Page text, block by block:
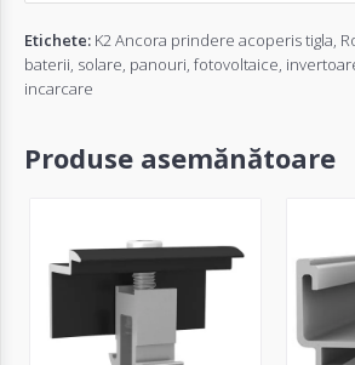
Etichete: K2 Ancora prindere acoperis tigla
baterii solare panouri fotovoltaice
incarcare
Produse asemănătoare